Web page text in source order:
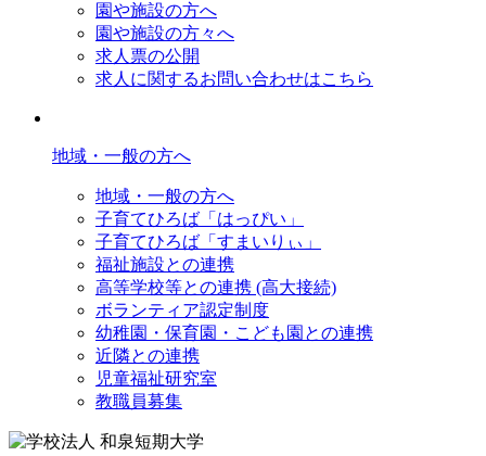
園や施設の方へ
園や施設の方々へ
求人票の公開
求人に関するお問い合わせはこちら
地域・一般の方へ
地域・一般の方へ
子育てひろば「はっぴい」
子育てひろば「すまいりぃ」
福祉施設との連携
高等学校等との連携 (高大接続)
ボランティア認定制度
幼稚園・保育園・こども園との連携
近隣との連携
児童福祉研究室
教職員募集